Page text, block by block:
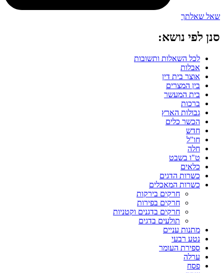
שאל שאלתך
סנן לפי נושא:
לכל השאלות ותשובות
אבלות
אוצר בית דין
בין המצרים
בית המעשר
ברכות
גבולות הארץ
הכשר כלים
חדש
חו"ל
חלה
ט"ו בשבט
כלאים
כשרות הדגים
כשרות המאכלים
חרקים בירקות
חרקים בפירות
חרקים בדגנים וקטניות
תולעים בדגים
מתנות עניים
נטע רבעי
ספירת העומר
ערלה
פסח